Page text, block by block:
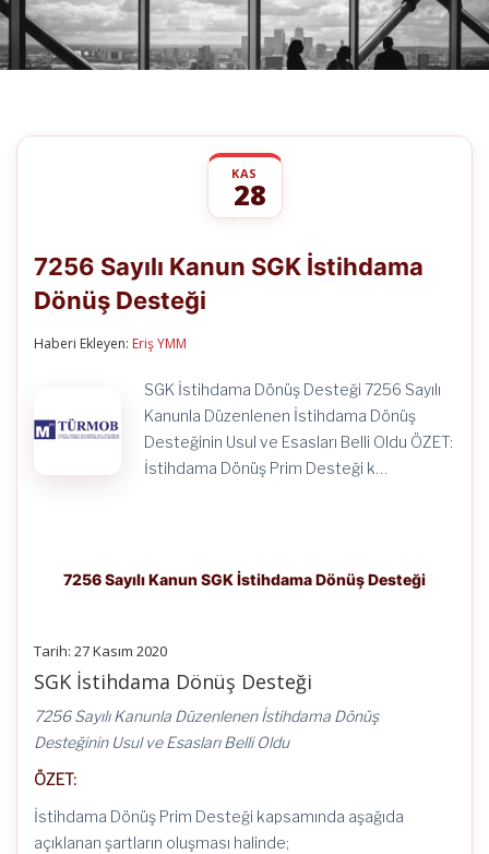
KAS
28
Kanun
SGK
7256 Sayılı Kanun SGK İstihdama
Dönüş Desteği
Haberi Ekleyen: Eriş YMM
SGK İstihdama Dönüş Desteği 7256 Sayılı
Kanunla Düzenlenen İstihdama Dönüş
Desteğinin Usul ve Esasları Belli Oldu ÖZET:
İstihdama Dönüş Prim Desteği k…
7256 Sayılı Kanun SGK İstihdama Dönüş Desteği
Tarih: 27 Kasım 2020
SGK İstihdama Dönüş Desteği
7256 Sayılı Kanunla Düzenlenen İstihdama Dönüş
Desteğinin Usul ve Esasları Belli Oldu
ÖZET:
İstihdama Dönüş Prim Desteği kapsamında aşağıda
açıklanan şartların oluşması halinde;